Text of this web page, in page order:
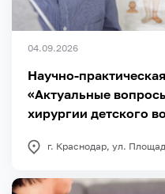
04.09.2026
Научно-
«Актуальные
хирургии детского
г. Краснодар, ул.